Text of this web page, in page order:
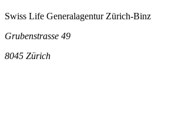
Swiss Life Generalagentur Zürich-Binz
Grubenstrasse 49
8045 Zürich